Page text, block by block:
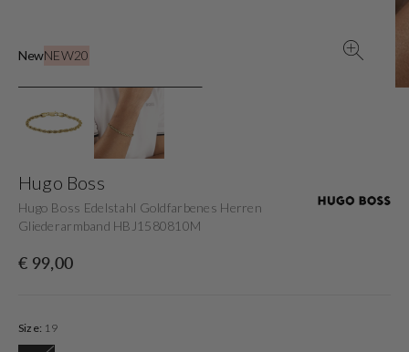
NewNEW20
Hugo Boss
Hugo Boss Edelstahl Goldfarbenes Herren
Gliederarmband HBJ1580810M
Normaler
€ 99,00
Size: 19